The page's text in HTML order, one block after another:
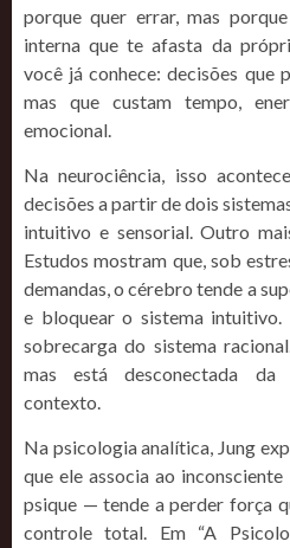
porque quer errar, mas
interna que te afasta da
você já conhece: decisões que
mas que custam tempo,
emocional.
Na neurociência, isso
decisões a partir de dois
intuitivo e sensorial. Outro
Estudos mostram que, sob
demandas, o cérebro tende a
e bloquear o sistema
sobrecarga do sistema
mas está desconectada da
contexto.
Na psicologia analítica, Jung
que ele associa ao
psique — tende a perder força
controle total. Em “A